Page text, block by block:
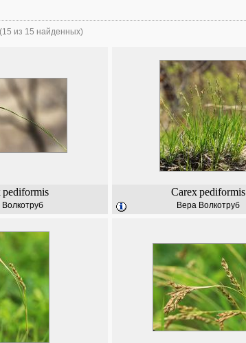
из 15 найденных)
pediformis
Волкотруб
Carexpediformis
Вера Волкотруб